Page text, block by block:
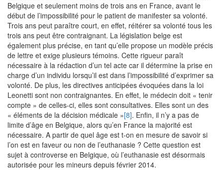
Belgique et seulement moins de trois ans en France, avant le
début de l’impossibilité pour le patient de manifester sa volonté.
Trois ans peut paraître court, en effet, réitérer sa volonté tous les
trois ans peut être contraignant. La législation belge est
également plus précise, en tant qu’elle propose un modèle précis
de lettre et exige plusieurs témoins. Cette rigueur paraît
nécessaire à la rédaction d’un tel acte car il détermine la prise en
charge d’un individu lorsqu’il est dans l’impossibilité d’exprimer sa
volonté. De plus, les directives anticipées évoquées dans la loi
Leonetti sont non contraignantes. En effet, le médecin doit « tenir
compte » de celles-ci, elles sont consultatives. Elles sont un des
« éléments de la décision médicale »[8]. Enfin, il n’y a pas de
limite d’âge en Belgique, alors qu’en France la majorité est
nécessaire. A partir de quel âge est t-on en mesure de savoir si
l’on est en faveur ou non de l’euthanasie ? Cette question est
sujet à controverse en Belgique, où l’euthanasie est désormais
autorisée pour les mineurs depuis février 2014.